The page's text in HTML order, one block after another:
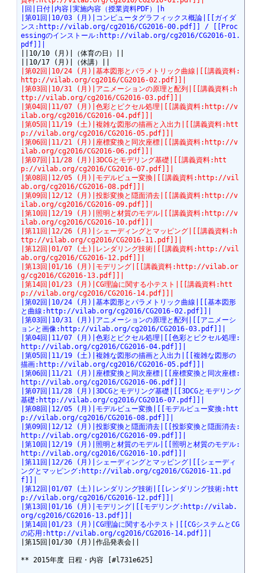
|回|日付|内容|実施内容（授業資料PDF）|h
|第01回|10/03 (月)|コンピュータグラフィックス概論|[[ガイダ
ンス:http://vilab.org/cg2016/CG2016-00.pdf]] / [[Proc
essingのインストール:http://vilab.org/cg2016/CG2016-01.
pdf]]|
||10/10 (月)|（体育の日）||
|第02回|10/24 (月)|基本図形とパラメトリック曲線|[[講義資料:
http://vilab.org/cg2016/CG2016-02.pdf]]|
|第03回|10/31 (月)|アニメーションの原理と配列|[[講義資料:h
ttp://vilab.org/cg2016/CG2016-03.pdf]]|
|第04回|11/07 (月)|色彩とピクセル処理|[[講義資料:http://v
ilab.org/cg2016/CG2016-04.pdf]]|
|第05回|11/19 (土)|複雑な図形の描画と入出力|[[講義資料:htt
p://vilab.org/cg2016/CG2016-05.pdf]]|
|第06回|11/21 (月)|座標変換と同次座標|[[講義資料:http://v
ilab.org/cg2016/CG2016-06.pdf]]|
|第07回|11/28 (月)|3DCGとモデリング基礎|[[講義資料:htt
p://vilab.org/cg2016/CG2016-07.pdf]]|
|第08回|12/05 (月)|モデルビュー変換|[[講義資料:http://vil
ab.org/cg2016/CG2016-08.pdf]]|
|第09回|12/12 (月)|投影変換と隠面消去|[[講義資料:http://v
ilab.org/cg2016/CG2016-09.pdf]]|
|第10回|12/19 (月)|照明と材質のモデル|[[講義資料:http://v
ilab.org/cg2016/CG2016-10.pdf]]|
|第11回|12/26 (月)|シェーディングとマッピング|[[講義資料:h
ttp://vilab.org/cg2016/CG2016-11.pdf]]|
|第12回|01/07 (土)|レンダリング技術|[[講義資料:http://vil
ab.org/cg2016/CG2016-12.pdf]]|
|第13回|01/16 (月)|モデリング|[[講義資料:http://vilab.or
g/cg2016/CG2016-13.pdf]]|
|第14回|01/23 (月)|CG理論に関する小テスト|[[講義資料:htt
p://vilab.org/cg2016/CG2016-14.pdf]]|
|第02回|10/24 (月)|基本図形とパラメトリック曲線|[[基本図形
と曲線:http://vilab.org/cg2016/CG2016-02.pdf]]|
|第03回|10/31 (月)|アニメーションの原理と配列|[[アニメーシ
ョンと画像:http://vilab.org/cg2016/CG2016-03.pdf]]|
|第04回|11/07 (月)|色彩とピクセル処理|[[色彩とピクセル処理:
http://vilab.org/cg2016/CG2016-04.pdf]]|
|第05回|11/19 (土)|複雑な図形の描画と入出力|[[複雑な図形の
描画:http://vilab.org/cg2016/CG2016-05.pdf]]|
|第06回|11/21 (月)|座標変換と同次座標|[[座標変換と同次座標:
http://vilab.org/cg2016/CG2016-06.pdf]]|
|第07回|11/28 (月)|3DCGとモデリング基礎|[[3DCGとモデリング
基礎:http://vilab.org/cg2016/CG2016-07.pdf]]|
|第08回|12/05 (月)|モデルビュー変換|[[モデルビュー変換:htt
p://vilab.org/cg2016/CG2016-08.pdf]]|
|第09回|12/12 (月)|投影変換と隠面消去|[[投影変換と隠面消去:
http://vilab.org/cg2016/CG2016-09.pdf]]|
|第10回|12/19 (月)|照明と材質のモデル|[[照明と材質のモデル:
http://vilab.org/cg2016/CG2016-10.pdf]]|
|第11回|12/26 (月)|シェーディングとマッピング|[[シェーディ
ングとマッピング:http://vilab.org/cg2016/CG2016-11.pd
f]]|
|第12回|01/07 (土)|レンダリング技術|[[レンダリング技術:htt
p://vilab.org/cg2016/CG2016-12.pdf]]|
|第13回|01/16 (月)|モデリング|[[モデリング:http://vilab.
org/cg2016/CG2016-13.pdf]]|
|第14回|01/23 (月)|CG理論に関する小テスト|[[CGシステムとCG
の応用:http://vilab.org/cg2016/CG2016-14.pdf]]|
|第15回|01/30 (月)|作品発表会||
** 2015年度 日程・内容 [#l731e625]